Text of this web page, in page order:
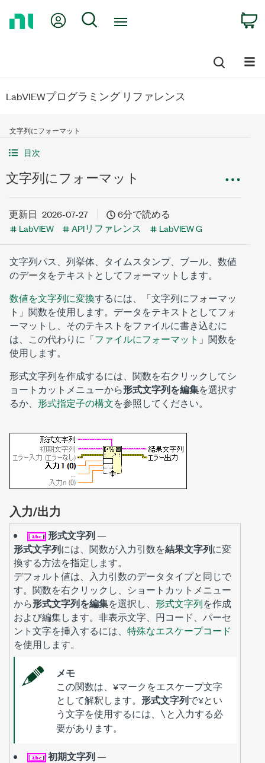
My Account
Search
LabVIEWプログラミング リファレンス
文字列にフォーマット
目次
文字列にフォーマット
更新日 2026-07-27
6分で読める
LabVIEW
APIリファレンス LabVIEW G
文字列パス、列挙体、タイムスタンプ、ブール、数値
のデータをテキストとしてフォーマットします。
数値を文字列に変換するには、「文字列にフォーマッ
ト」関数を使用します。データをテキストとしてフォ
ーマットし、そのテキストをファイルに書き込むに
は、この代わりに「ファイルにフォーマット 」関数を
使用します。
形式文字列を作成するには、関数を右クリックしてシ
ョートカットメニューから形式文字列を編集を選択す
るか、 形式指定子の構文を参照してください。
入力/出力
形式文字列—
形式文字列には、関数が入力引数を結果文字列に変
換する方法を指定します。
デフォルト値は、入力引数のデータタイプと同じで
す。関数を右クリックし、ショートカットメニュー
から形式文字列を編集を選択し、 形式文字列を作成
および編集します。非表示文字、円コード、パーセ
ント文字を挿入するには、 特殊なエスケープコード
を使用します。
メモ
この関数は、¥マークをエスケープ文字
として解釈します。 形式文字列で¥とい
う文字を使用するには、
\ と入力する必
要があります。
初期文字列—